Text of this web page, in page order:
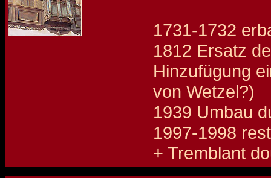
1731-1732
1812 Ersatz
Hinzufügung
von Wetzel?)
1939 Umbau
1997-1998
+ Tremblant